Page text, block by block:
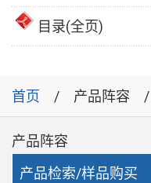
目录(全页)
首页 产品阵容
产品阵容
产品检索/样品购买